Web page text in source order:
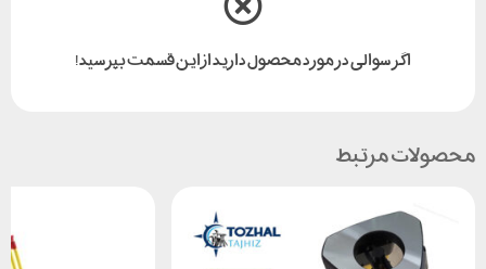
اگر سوالی در مورد محصول دارید از این قسمت بپرسید!
محصولات مرتبط